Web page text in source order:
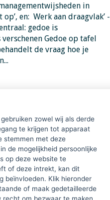
in
en: Werk aan draagvlak’ -
gedoe is
Gedoe op tafel
de vraag hoe je
zowel wij als derde
te krijgen tot apparaat
stemmen met deze
de mogelijkheid persoonlijke
op deze website te
of deze intrekt, kan dit
beïnvloeden. Klik hieronder
of maak gedetailleerde